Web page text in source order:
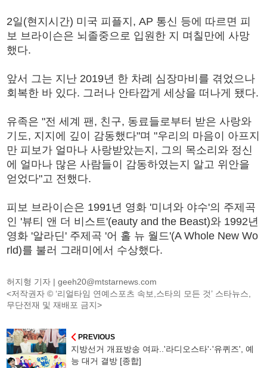
2일(현지시간) 미국 피플지, AP 통신 등에 따르면 피
보 브라이슨은 뇌졸중으로 입원한 지 며칠만에 사망
했다.
앞서 그는 지난 2019년 한 차례 심장마비를 겪었으나
회복한 바 있다. 그러나 안타깝게 세상을 떠나게 됐다.
유족은 "전 세계 팬, 친구, 동료들로부터 받은 사랑와
기도, 지지에 깊이 감동했다"며 "우리의 마음이 아프지
만 피보가 얼마나 사랑받았는지, 그의 목소리와 정신
에 얼마나 많은 사람들이 감동하였는지 알고 위안을
얻었다"고 전했다.
피보 브라이슨은 1991년 영화 '미녀와 야수'의 주제곡
인 '뷰티 앤 더 비스트'(eauty and the Beast)와 1992년
영화 '알라딘' 주제곡 '어 홀 뉴 월드'(A Whole New Wo
rld)를 불러 그래미에서 수상했다.
허지형 기자 |geeh20@mtstarnews.com
<저작권자 © ‘리얼타임 연예스포츠 속보,스타의 모든 것’ 스타뉴스,
무단전재 및 재배포 금지>
PREVIOUS
지방선거 개표방송 여파..'라디오스타'·'유퀴즈', 예
능 대거 결방 [종합]